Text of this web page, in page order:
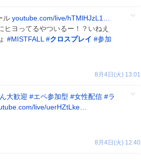
ル youtube.com/live/hTMlHJzL1…
ヨってるやついるー！？いねえ
#MISTFALL #クロスプレイ #参加
8月4日(火) 13:01
大歓迎 #エペ参加型 #女性配信 #ラ
live/uerHZtLke…
8月4日(火) 12:40